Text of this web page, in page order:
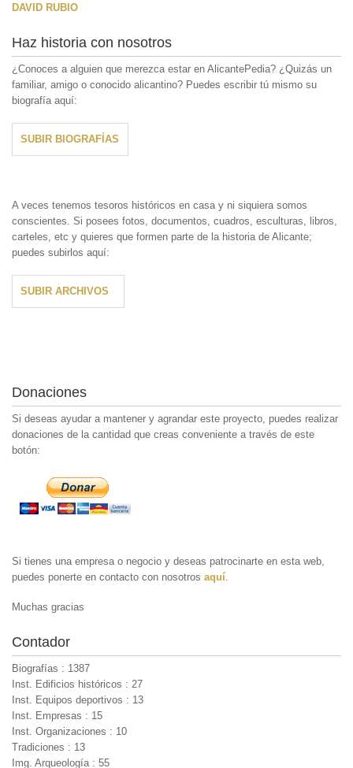
DAVID RUBIO
Haz historia con nosotros
¿Conoces a alguien que merezca estar en AlicantePedia? ¿Quizás un
familiar, amigo o conocido alicantino? Puedes escribir tú mismo su
biografía aquí:
SUBIR BIOGRAFÍAS
A veces tenemos tesoros históricos en casa y ni siquiera somos
conscientes. Si posees fotos, documentos, cuadros, esculturas, libros,
carteles, etc y quieres que formen parte de la historia de Alicante;
puedes subirlos aquí:
SUBIR ARCHIVOS
Donaciones
Si deseas ayudar a mantener y agrandar este proyecto, puedes realizar
donaciones de la cantidad que creas conveniente a través de este
botón:
Si tienes una empresa o negocio y deseas patrocinarte en esta web,
puedes ponerte en contacto con nosotros aquí
Muchas gracias
Contador
Biografías : 1387
Inst. Edificios históricos : 27
Inst. Equipos deportivos : 13
Inst. Empresas : 15
Inst. Organizaciones : 10
Tradiciones : 13
Img. Arqueología : 55